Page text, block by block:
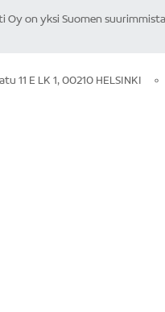
Oy on yksi Suomen
11 E LK 1, 00210 HELSINKI